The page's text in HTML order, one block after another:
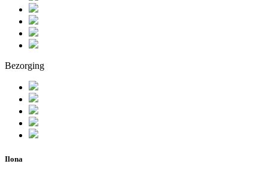
Bezorging
Ilona